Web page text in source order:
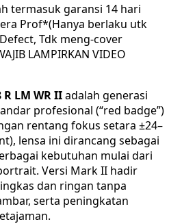
termasuk garansi 14 hari
Prof*(Hanya berlaku utk
Tdk meng-cover
LAMPIRKAN VIDEO
LM WR IIadalah generasi
profesional (“red badge”)
rentang fokus setara ±24–
lensa ini dirancang sebagai
kebutuhan mulai dari
Versi Mark II hadir
dan ringan tanpa
serta peningkatan